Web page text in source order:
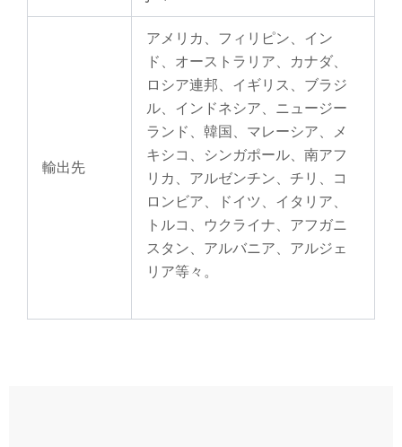
輸出先
アメリカ、フィリピン、イン
ド、オーストラリア、カナダ、
ロシア連邦、イギリス、ブラジ
ル、インドネシア、ニュージー
ランド、韓国、マレーシア、メ
キシコ、シンガポール、南アフ
リカ、アルゼンチン、チリ、コ
ロンビア、ドイツ、イタリア、
トルコ、ウクライナ、アフガニ
スタン、アルバニア、アルジェ
リア等々。